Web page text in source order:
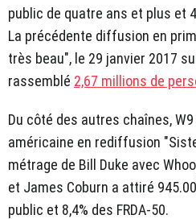
public de quatre ans et plus et
La précédente diffusion en
très beau", le 29 janvier 2017
rassemblé 2,67 millions de
Du côté des autres chaînes,
américaine en rediffusion
métrage de Bill Duke avec
et James Coburn a attiré
public et 8,4% des FRDA-50.